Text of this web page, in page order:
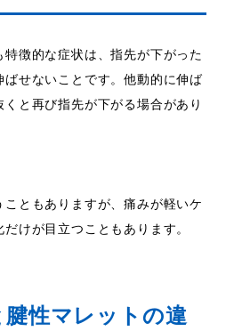
徴的な症状は、指先が下がった
ばせないことです。他動的に伸ば
と再び指先が下がる場合があり
ともありますが、痛みが軽いケ
けが目立つこともあります。
性マレットの違